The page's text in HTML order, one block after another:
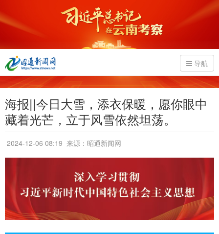
导航
海报||今日大雪，添衣保暖，愿你眼中
藏着光芒，立于风雪依然坦荡。
2024-12-06 08:19 来源：昭通新闻网